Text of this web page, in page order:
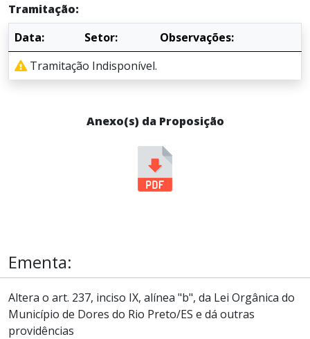
Tramitação:
Data:
Setor:
Observações:
Tramitação Indisponível.
Anexo(s) da Proposição
Ementa:
Altera o art. 237, inciso IX, alínea "b", da Lei Orgânica do
Município de Dores do Rio Preto/ES e dá outras
providências